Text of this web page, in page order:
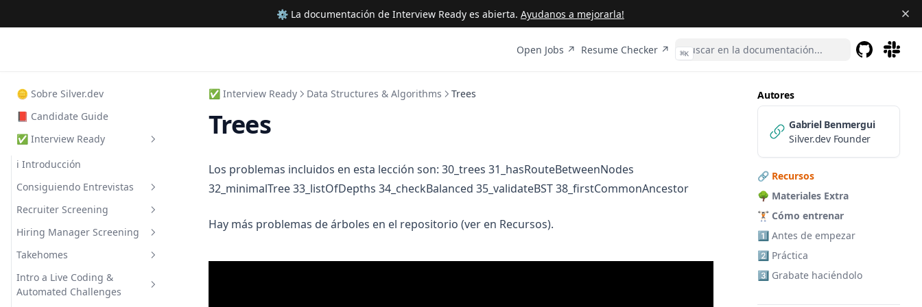
⚙ La documentación de Interview Ready es abierta. Ayudanos a mejorarla!
Open Jobs ↗ (opens in a new tab)
Resume Checker ↗ (opens in a new tab)
⌘K
🪙 Sobre Silver.dev
📕 Candidate Guide
✅ Interview Ready
ℹ Introducción
Consiguiendo Entrevistas
Preparando LinkedIn
Preparando el CV
Consiguiendo Entrevistas
Recruiter Screening
Trabajando con Recruiters
Guía de Screening Call
Entendiendo Procesos de
Entrevistas
Hiring Manager Screening
Behavioral I: Preguntas
Clásicas
Behavioral II: Storytelling
Takehomes
Guía de Takehomes
Entrevistando con AI
Intro a Live Coding &
Automated Challenges
Autores
Gabriel Benmergui
Silver.dev Founder
🔗 Recursos
🌳 Materiales Extra
🏋🏻 Cómo entrenar
1️⃣ Antes de empezar
2️⃣ Práctica
3️⃣ Grabate haciéndolo
✅ Interview Ready Data Structures & Algorithms Trees
Trees
Los problemas incluidos en esta lección son: 30_trees 31_hasRouteBetweenNodes
32_minimalTree 33_listOfDepths 34_checkBalanced 35_validateBST 38_firstCommonAncestor
Hay más problemas de árboles en el repositorio (ver en Recursos).